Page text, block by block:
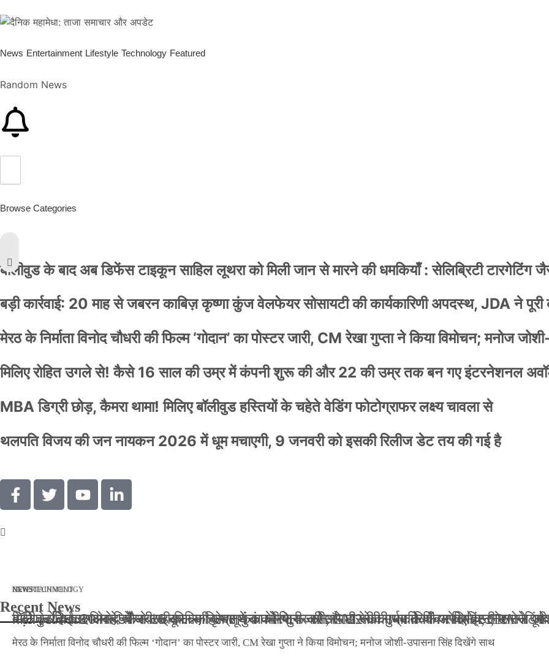
News Entertainment Lifestyle Technology Featured
Random News
Browse Categories
बॉलीवुड के बाद अब डिफेंस टाइकून साहिल लूथरा को मिली जान से मारने की धमकियाँ : सेलिब्रिटी टारगेटिंग
बड़ी कार्रवाई: 20 माह से जबरन काबिज़ कृष्णा कुंज वेलफेयर सोसायटी की कार्यकारिणी अपदस्थ, JDA ने पूरी
मेरठ के निर्माता विनोद चौधरी की फिल्म ‘गोदान’ का पोस्टर जारी, CM रेखा गुप्ता ने किया विमोचन; मनोज
मिलिए रोहित उगले से! कैसे 16 साल की उम्र में कंपनी शुरू की और 22 की उम्र तक बन गए इंटरनेशनल
MBA डिग्री छोड़, कैमरा थामा! मिलिए बॉलीवुड हस्तियों के चहेते वेडिंग फोटोग्राफर लक्ष्य चावला से
थलपति विजय की जन नायकन 2026 में धूम मचाएगी, 9 जनवरी को इसकी रिलीज डेट तय की गई है
NEWS मार्च 2, 2026
बॉलीवुड के बाद अब डिफेंस टाइकून साहिल लूथरा को मिली जान से मारने की धमकियाँ : सेलिब्रिटी
NEWS जनवरी 29, 2026
बड़ी कार्रवाई: 20 माह से जबरन काबिज़ कृष्णा कुंज वेलफेयर सोसायटी की कार्यकारिणी अपदस्थ, JDA ने
ENTERTAINMENT
मेरठ के निर्माता विनोद चौधरी की फिल्म ‘गोदान’ का पोस्टर जारी, CM रेखा गुप्ता ने किया विमोचन; मनोज
NEWSTECHNOLOGY
मिलिए रोहित उगले से! कैसे 16 साल की उम्र में कंपनी शुरू की और 22 की उम्र तक बन गए इंटरनेशनल
Recent News
मेरठ के निर्माता विनोद चौधरी की फिल्म ‘गोदान’ का पोस्टर जारी, CM रेखा गुप्ता ने किया विमोचन; मनोज जोशी-उपासना सिंह दिखेंगे साथ